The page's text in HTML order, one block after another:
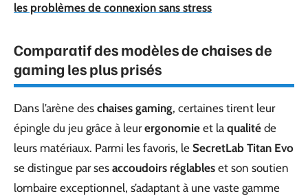
les problèmes de connexion sans stress
Comparatif des modèles de chaises de
gaming les plus prisés
Dans l’arène des chaises gaming, certaines tirent leur
épingle du jeu grâce à leurergonomie et la qualité de
leurs matériaux. Parmi les favoris, le SecretLab Titan Evo
se distingue par ses accoudoirs réglables et son soutien
lombaire exceptionnel, s’adaptant à une vaste gamme